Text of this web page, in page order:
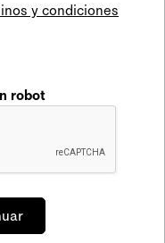
y condiciones
robot